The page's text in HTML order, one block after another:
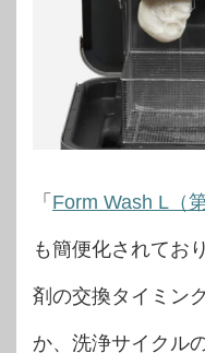
「 Form Wash L（
も簡便化されてお
剤の交換タイミン
か、洗浄サイクル